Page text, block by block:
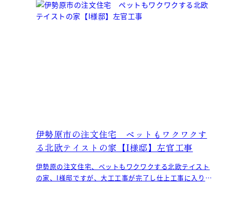
伊勢原市の注文住宅 ペットもワクワクす
る北欧テイストの家【I様邸】左官工事
伊勢原の注文住宅、ペットもワクワクする北欧テイスト
の家、I様邸ですが、大工工事が完了し仕上工事に入りま